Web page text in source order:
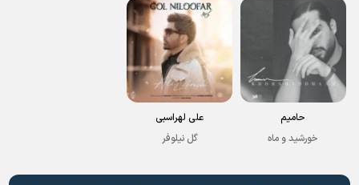
حامیم
خورشید و ماه
علی لهراسبی
گل نیلوفر